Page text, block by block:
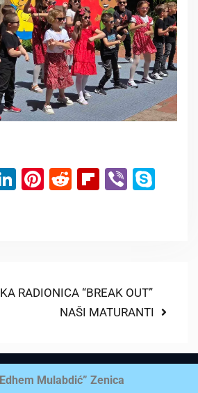
LinkedIn
Pinterest
RedditFlipboard
Viber
RADIONICA “BREAK OUT”
NAŠI MATURANTI
Mulabdić” Zenica